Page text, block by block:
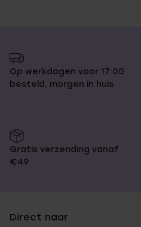
Op werkdagen voor 17:00
besteld, morgen in huis
Gratis verzending vanaf
€49
Direct naar